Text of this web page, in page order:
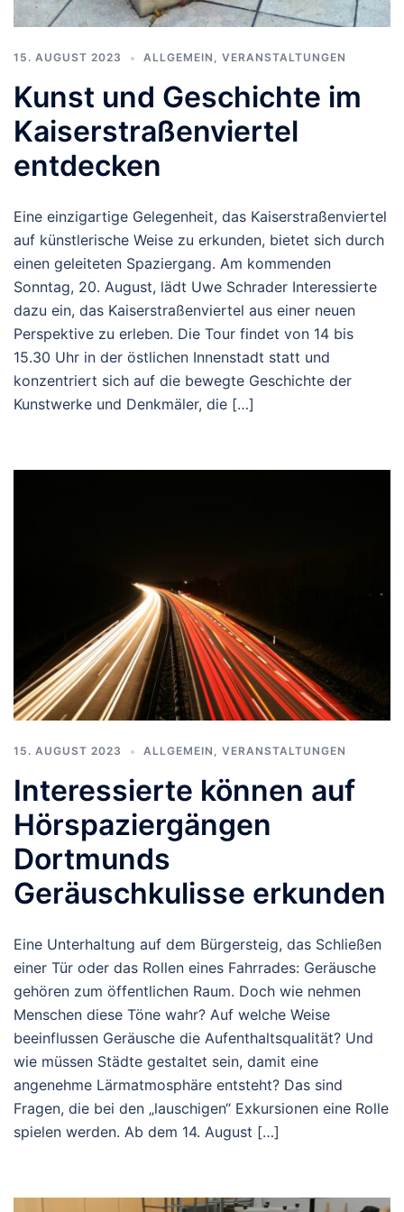
15. AUGUST 2023 ALLGEMEIN VERANSTALTUNGEN
Kunst und Geschichte im
Kaiserstraßenviertel
entdecken
Eine einzigartige Gelegenheit, das Kaiserstraßenviertel
auf künstlerische Weise zu erkunden, bietet sich durch
einen geleiteten Spaziergang. Am kommenden
Sonntag, 20. August, lädt Uwe Schrader Interessierte
dazu ein, das Kaiserstraßenviertel aus einer neuen
Perspektive zu erleben. Die Tour findet von 14 bis
15.30 Uhr in der östlichen Innenstadt statt und
konzentriert sich auf die bewegte Geschichte der
Kunstwerke und Denkmäler, die […]
15. AUGUST 2023 ALLGEMEIN , VERANSTALTUNGEN
Interessierte können auf
Hörspaziergängen
Dortmunds
Geräuschkulisse erkunden
Eine Unterhaltung auf dem Bürgersteig, das Schließen
einer Tür oder das Rollen eines Fahrrades: Geräusche
gehören zum öffentlichen Raum. Doch wie nehmen
Menschen diese Töne wahr? Auf welche Weise
beeinflussen Geräusche die Aufenthaltsqualität? Und
wie müssen Städte gestaltet sein, damit eine
angenehme Lärmatmosphäre entsteht? Das sind
Fragen, die bei den „lauschigen“ Exkursionen eine Rolle
spielen werden. Ab dem 14. August […]